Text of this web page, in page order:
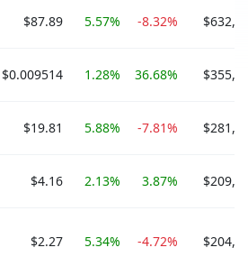
$87.89 5.57% -8.32%
$0.009514 1.28% 36.68%
$19.81 5.88% -7.81%
$4.16 2.13% 3.87%
$2.27 5.34% -4.72%